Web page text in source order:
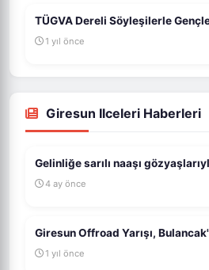
TÜGVA Dereli Söyleşilerle
1 yıl önce
Giresun Ilceleri Haberleri
Gelinliğe sarılı naaşı
4 ay önce
Giresun Offroad Yarışı,
1 yıl önce